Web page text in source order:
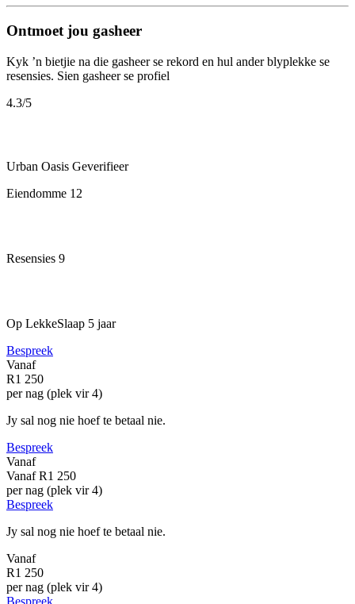
Ontmoet jou gasheer
Kyk ’n bietjie na die gasheer se rekord en hul ander blyplekke se
resensies. Sien gasheer se profiel
4.3/5
Urban Oasis Geverifieer
Eiendomme 12
Resensies 9
Op LekkeSlaap 5 jaar
Bespreek
Vanaf
R1 250
per nag (plek vir 4)
Jy sal nog nie hoef te betaal nie.
Bespreek
Vanaf
Vanaf R1 250
per nag (plek vir 4)
Bespreek
Jy sal nog nie hoef te betaal nie.
Vanaf
R1 250
per nag (plek vir 4)
Bespreek